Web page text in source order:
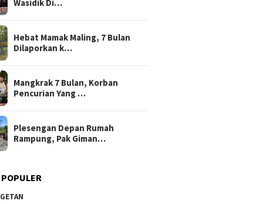
Wasidik Di…
Hebat Mamak Maling, 7 Bulan
Dilaporkan k…
Mangkrak 7 Bulan, Korban
Pencurian Yang …
Plesengan Depan Rumah
Rampung, Pak Giman…